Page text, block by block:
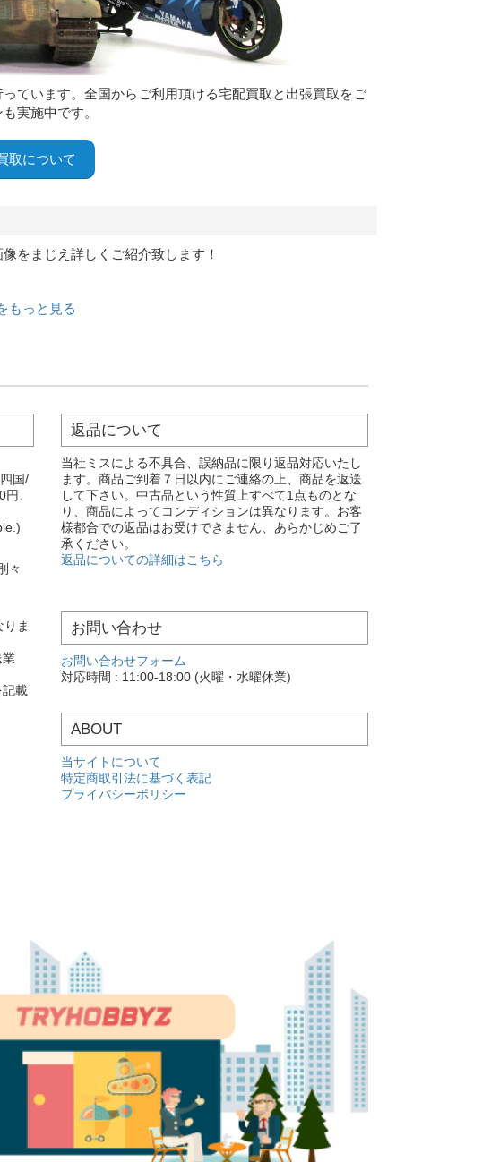
ています。全国からご利用頂ける宅配買取と出張買取をご
実施中です。
取について
をまじえ詳しくご紹介致します！
もっと見る
国/
、
々
ま
業
載
返品について
当社ミスによる不具合、誤納品に限り返品対応いたし
ます。商品ご到着７日以内にご連絡の上、商品を返送
して下さい。中古品という性質上すべて1点ものとな
り、商品によってコンディションは異なります。お客
様都合での返品はお受けできません、あらかじめご了
承ください。
返品についての詳細はこちら
お問い合わせ
お問い合わせフォーム
対応時間 : 11:00-18:00 (火曜・水曜休業)
ABOUT
当サイトについて
特定商取引法に基づく表記
プライバシーポリシー